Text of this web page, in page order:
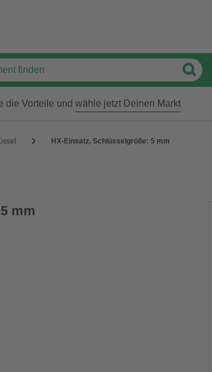
die Vorteile und wähle jetzt Deinen Markt
HX-Einsatz, Schlüsselgröße: 5 mm
mm